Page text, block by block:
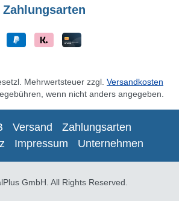
Zahlungsarten
Mehrwertsteuer zzgl. Versandkosten
wenn nicht anders angegeben.
Versand
Zahlungsarten
Impressum Unternehmen
GmbH. All Rights Reserved.